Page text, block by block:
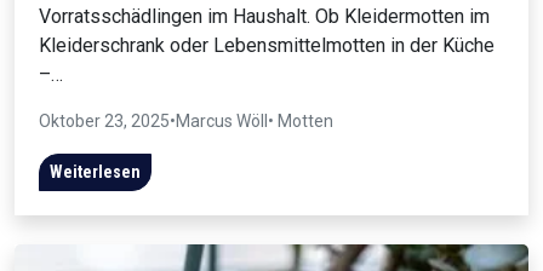
Vorratsschädlingen im Haushalt. Ob Kleidermotten im
Kleiderschrank oder Lebensmittelmotten in der Küche
–…
Oktober 23, 2025•Marcus Wöll • Motten
Weiterlesen